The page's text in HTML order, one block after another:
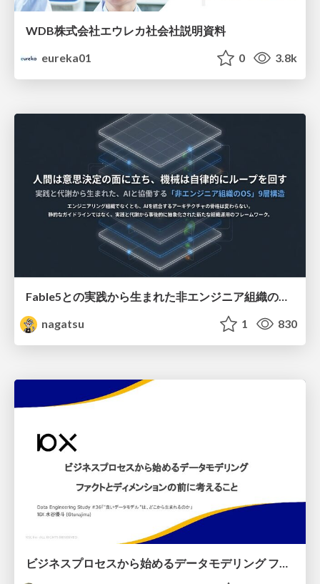
WDB株式会社エウレカ社会社説明資料
eureka01
0 3.8k
Fable5との実践から生まれた非エンジニア組織のループエンジニアリング
nagatsu
1 830